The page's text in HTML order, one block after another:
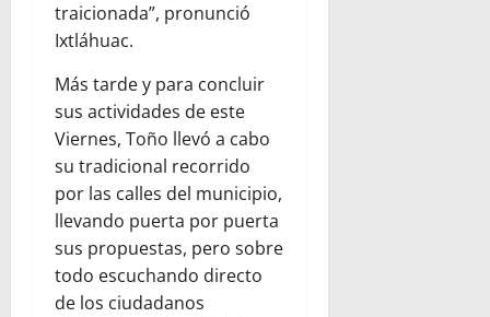
traicionada”, pronunció
Ixtláhuac.
Más tarde y para concluir
sus actividades de este
Viernes, Toño llevó a cabo
su tradicional recorrido
por las calles del municipio,
llevando puerta por puerta
sus propuestas, pero sobre
todo escuchando directo
de los ciudadanos